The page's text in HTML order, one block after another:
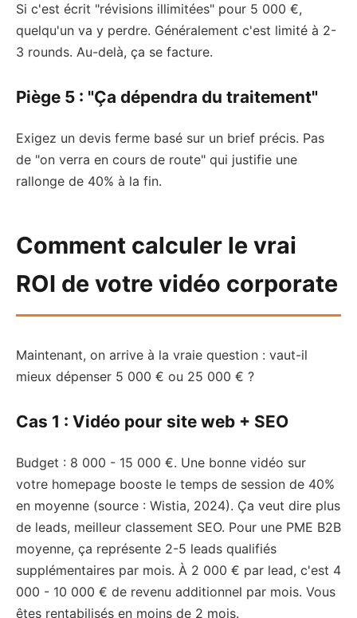
Si c'est écrit "révisions illimitées" pour 5 000 €,
quelqu'un va y perdre. Généralement c'est limité à 2-
3 rounds. Au-delà, ça se facture.
Piège 5 : "Ça dépendra du traitement"
Exigez un devis ferme basé sur un brief précis. Pas
de "on verra en cours de route" qui justifie une
rallonge de 40% à la fin.
Comment calculer le vrai
ROI de votre vidéo corporate
Maintenant, on arrive à la vraie question : vaut-il
mieux dépenser 5 000 € ou 25 000 € ?
Cas 1 : Vidéo pour site web + SEO
Budget : 8 000 - 15 000 €. Une bonne vidéo sur
votre homepage booste le temps de session de 40%
en moyenne (source : Wistia, 2024). Ça veut dire plus
de leads, meilleur classement SEO. Pour une PME B2B
moyenne, ça représente 2-5 leads qualifiés
supplémentaires par mois. À 2 000 € par lead, c'est 4
000 - 10 000 € de revenu additionnel par mois. Vous
êtes rentabilisés en moins de 2 mois.